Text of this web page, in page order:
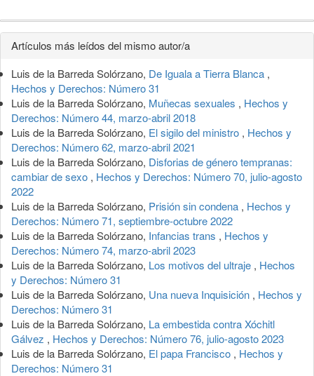
Detalles
del
artículo
Artículos más leídos del mismo autor/a
Luis de la Barreda Solórzano, De Iguala a Tierra Blanca ,
Hechos y Derechos: Número 31
Luis de la Barreda Solórzano, Muñecas sexuales , Hechos y
Derechos: Número 44, marzo-abril 2018
Luis de la Barreda Solórzano, El sigilo del ministro , Hechos y
Derechos: Número 62, marzo-abril 2021
Luis de la Barreda Solórzano, Disforias de género tempranas:
cambiar de sexo , Hechos y Derechos: Número 70, julio-agosto
2022
Luis de la Barreda Solórzano, Prisión sin condena , Hechos y
Derechos: Número 71, septiembre-octubre 2022
Luis de la Barreda Solórzano, Infancias trans , Hechos y
Derechos: Número 74, marzo-abril 2023
Luis de la Barreda Solórzano, Los motivos del ultraje , Hechos
y Derechos: Número 31
Luis de la Barreda Solórzano, Una nueva Inquisición , Hechos y
Derechos: Número 31
Luis de la Barreda Solórzano, La embestida contra Xóchitl
Gálvez , Hechos y Derechos: Número 76, julio-agosto 2023
Luis de la Barreda Solórzano, El papa Francisco , Hechos y
Derechos: Número 31